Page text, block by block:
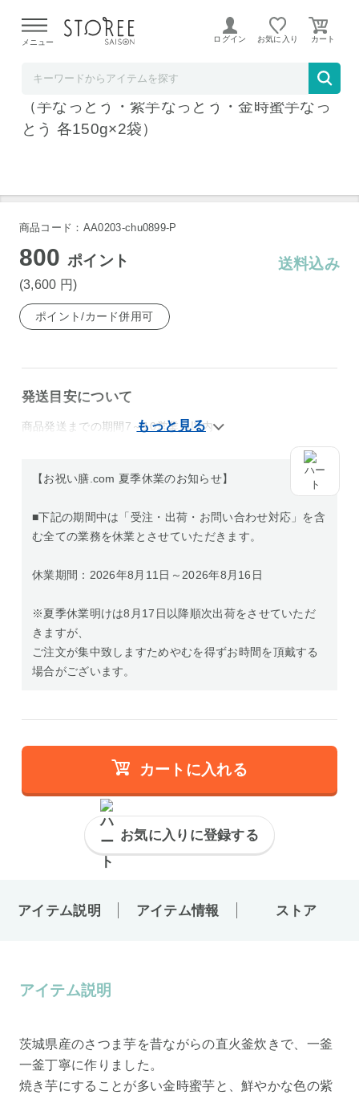
よる配送遅延が発生しております。
メニュー ログイン お気に入り
茨城県産 薩摩芋 お芋の甘なっとう詰合せ
（芋なっとう・紫芋なっとう・金時蜜芋なっ
とう 各150g×2袋）
商品コード：AA0203-chu0899-P
800ポイント
(3,600 円)
送料込み
ポイント/カード併用可
発送目安について
商品発送までの期間7～10営業日以内
【お祝い膳.com 夏季休業のお知らせ】
■下記の期間中は「受注・出荷・お問い合わせ対応」を含
む全ての業務を休業とさせていただきます。
休業期間：2026年8月11日～2026年8月16日
※夏季休業明けは8月17日以降順次出荷をさせていただ
きますが、
ご注文が集中致しますためやむを得ずお時間を頂戴する
場合がございます。
カートに入れる
お気に入りに登録する
アイテム説明 アイテム情報 ストア
アイテム説明
茨城県産のさつま芋を昔ながらの直火釜炊きで、一釜
一釜丁寧に作りました。
焼き芋にすることが多い金時蜜芋と、鮮やかな色の紫